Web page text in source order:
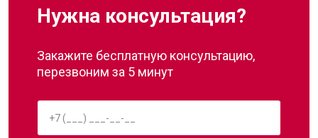
Нужна консультация?
Закажите бесплатную консультацию,
перезвоним за 5 минут